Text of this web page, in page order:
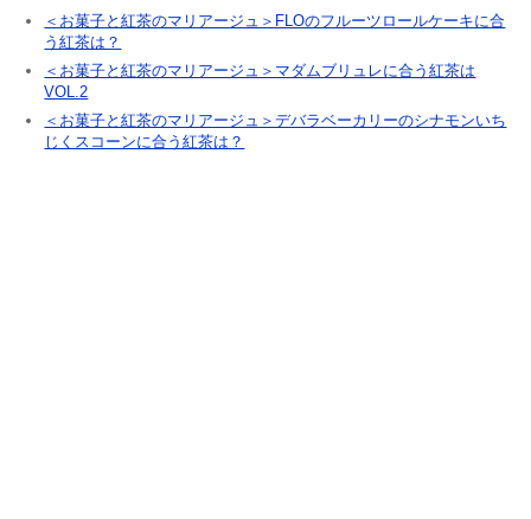
o
o
k
＜お菓子と紅茶のマリアージュ＞FLOのフルーツロールケーキに合
う紅茶は？
＜お菓子と紅茶のマリアージュ＞マダムブリュレに合う紅茶は
VOL.2
＜お菓子と紅茶のマリアージュ＞デバラベーカリーのシナモンいち
じくスコーンに合う紅茶は？